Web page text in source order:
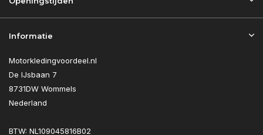
Informatie
Motorkledingvoordeel.nl
De IJsbaan 7
8731DW Wommels
Nederland
BTW: NL109045816B02